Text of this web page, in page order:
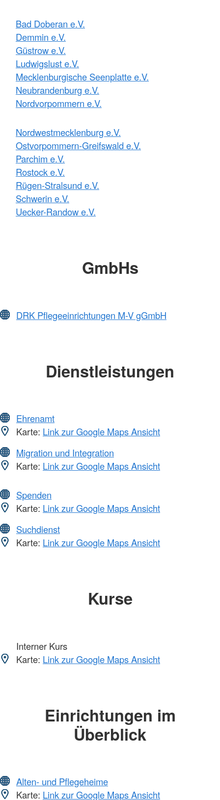
Bad Doberan e.V.
Demmin e.V.
Güstrow e.V.
Ludwigslust e.V.
Mecklenburgische Seenplatte e.V.
Neubrandenburg e.V.
Nordvorpommern e.V.
Nordwestmecklenburg e.V.
Ostvorpommern-Greifswald e.V.
Parchim e.V.
Rostock e.V.
Rügen-Stralsund e.V.
Schwerin e.V.
Uecker-Randow e.V.
GmbHs
DRK Pflegeeinrichtungen M-V gGmbH
Dienstleistungen
Ehrenamt
Karte: Link zur Google Maps Ansicht
Migration und Integration
Karte: Link zur Google Maps Ansicht
Spenden
Karte: Link zur Google Maps Ansicht
Suchdienst
Karte: Link zur Google Maps Ansicht
Kurse
Interner Kurs
Karte: Link zur Google Maps Ansicht
Einrichtungen im
Überblick
Alten- und Pflegeheime
Karte: Link zur Google Maps Ansicht